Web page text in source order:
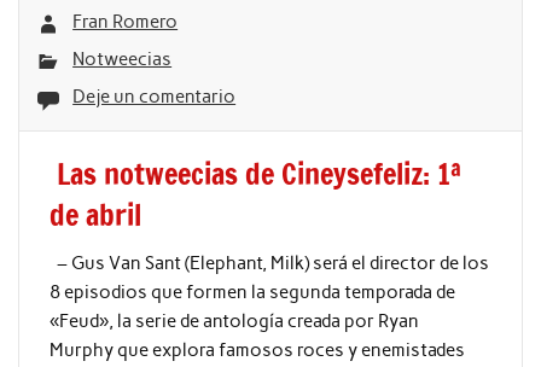
Fran Romero
Notweecias
Deje un comentario
Las notweecias de Cineysefeliz: 1ª
de abril
– Gus Van Sant (Elephant, Milk) será el director de los
8 episodios que formen la segunda temporada de
«Feud», la serie de antología creada por Ryan
Murphy que explora famosos roces y enemistades